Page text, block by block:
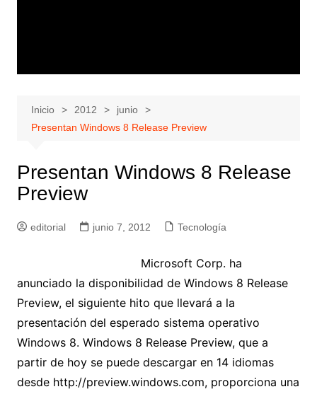
Inicio 2012
junio
Presentan Windows 8 Release Preview
Presentan Windows 8 Release
Preview
editorial junio 7, 2012 Tecnología
Microsoft Corp. ha
anunciado la disponibilidad de Windows 8 Release
Preview, el siguiente hito que llevará a la
presentación del esperado sistema operativo
Windows 8. Windows 8 Release Preview, que a
partir de hoy se puede descargar en 14 idiomas
desde http://preview.windows.com, proporciona una